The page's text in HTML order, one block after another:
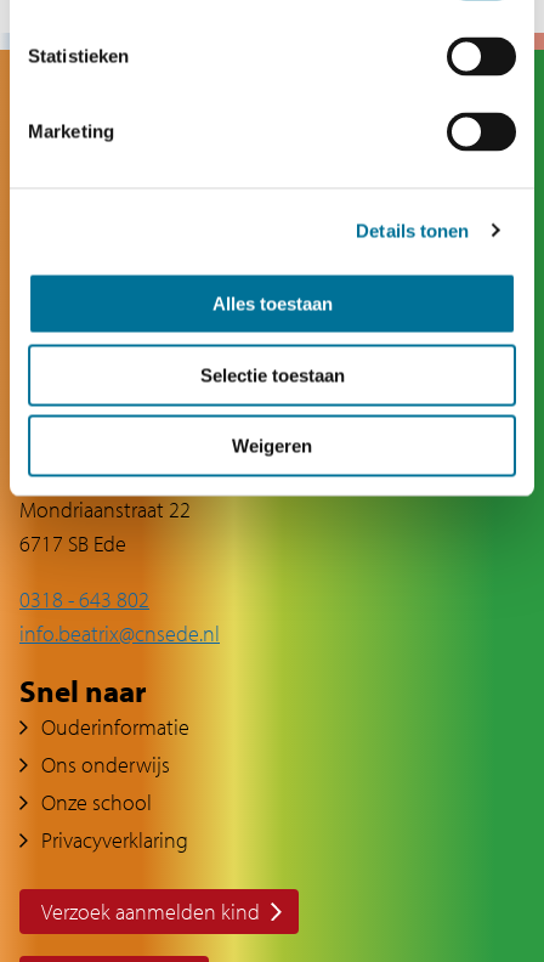
Statistieken
Marketing
Details tonen
Alles toestaan
Selectie toestaan
Weigeren
Mondriaanstraat 22
6717 SB Ede
0318 - 643 802
info.beatrix@cnsede.nl
Snel naar
Ouderinformatie
Ons onderwijs
Onze school
Privacyverklaring
Verzoek aanmelden kind